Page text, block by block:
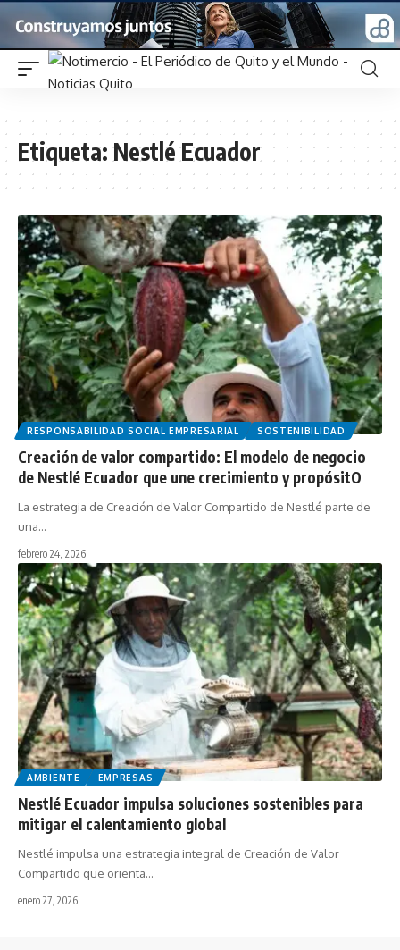
Etiqueta:Nestlé Ecuador
RESPONSABILIDAD SOCIAL EMPRESARIAL SOSTENIBILIDAD
Creación de valor compartido: El modelo de negocio
de Nestlé Ecuador que une crecimiento y propósitO
La estrategia de Creación de Valor Compartido de Nestlé parte de
una…
febrero 24, 2026
AMBIENTE EMPRESAS
Nestlé Ecuador impulsa soluciones sostenibles para
mitigar el calentamiento global
Nestlé impulsa una estrategia integral de Creación de Valor
Compartido que orienta…
enero 27, 2026